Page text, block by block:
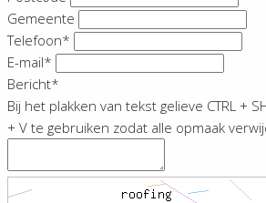
Gemeente
Telefoon*
E-mail*
Bericht*
Bij het plakken van tekst gelieve CTRL +
+ V te gebruiken zodat alle opmaak